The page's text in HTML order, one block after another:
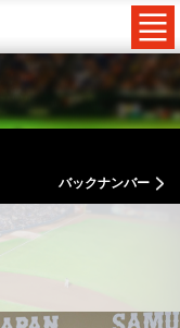
バックナンバー